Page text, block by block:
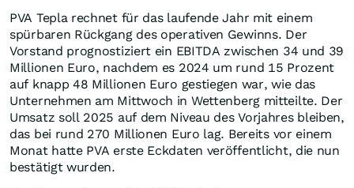
PVA Tepla rechnet für das laufende Jahr mit einem
spürbaren Rückgang des operativen Gewinns. Der
Vorstand prognostiziert ein EBITDA zwischen 34 und 39
Millionen Euro, nachdem es 2024 um rund 15 Prozent
auf knapp 48 Millionen Euro gestiegen war, wie das
Unternehmen am Mittwoch in Wettenberg mitteilte. Der
Umsatz soll 2025 auf dem Niveau des Vorjahres bleiben,
das bei rund 270 Millionen Euro lag. Bereits vor einem
Monat hatte PVA erste Eckdaten veröffentlicht, die nun
bestätigt wurden.